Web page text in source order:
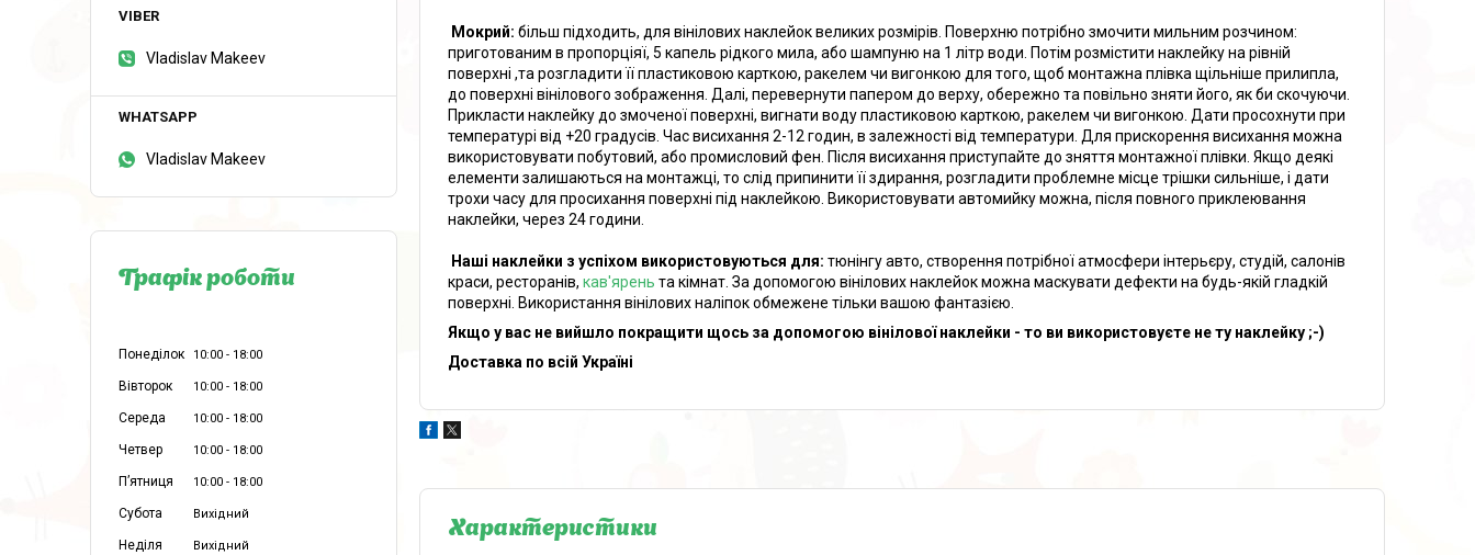
Мокрий: більш підходить, для вінілових наклейок великих розмірів. Поверхню потрібно змочити мильним розчином:
приготованим в пропорціяї, 5 капель рідкого мила, або шампуню на 1 літр води. Потім розмістити наклейку на рівній
поверхні ,та розгладити її пластиковою карткою, ракелем чи вигонкою для того, щоб монтажна плівка щільніше прилипла,
до поверхні вінілового зображення. Далі, перевернути папером до верху, обережно та повільно зняти його, як би скочуючи.
Прикласти наклейку до змоченої поверхні, вигнати воду пластиковою карткою, ракелем чи вигонкою. Дати просохнути при
температурі від +20 градусів. Час висихання 2-12 годин, в залежності від температури. Для прискорення висихання можна
використовувати побутовий, або промисловий фен. Після висихання приступайте до зняття монтажної плівки. Якщо деякі
елементи залишаються на монтажці, то слід припинити її здирання, розгладити проблемне місце трішки сильніше, і дати
трохи часу для просихання поверхні під наклейкою. Використовувати автомийку можна, після повного приклеювання
наклейки, через 24 години.
Наші наклейки з успіхом використовуються для: тюнінгу авто, створення потрібної атмосфери інтерьєру, студій, салонів
краси, ресторанів, кав'ярень та кімнат. За допомогою вінілових наклейок можна маскувати дефекти на будь-якій гладкій
поверхні. Використання вінілових наліпок обмежене тільки вашою фантазією.
Якщо у вас не вийшло покращити щось за допомогою вінілової наклейки - то ви використовуєте не ту наклейку ;-)
Доставка по всій Україні
Характеристики
Vladislav Makeev
Vladislav Makeev
Графік роботи
Понеділок 10:00 18:00
Вівторок 10:00 18:00
Середа 10:00 18:00
Четвер 10:00 18:00
Пʼятниця 10:00 18:00
Субота Вихідний
Неділя Вихідний